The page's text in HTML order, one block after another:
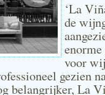
‘La
de
enorme
voor
gezien
belangrijker, La